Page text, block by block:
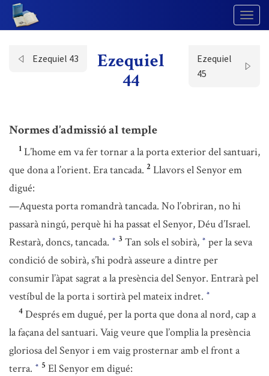
Ezequiel 43
Ezequiel
44
Ezequiel
45
Normes d’admissió al temple
1 L’home em va fer tornar a la porta exterior del santuari,
que dona a l’orient. Era tancada. 2 Llavors el Senyor em
digué:
—Aquesta porta romandrà tancada. No l’obriran, no hi
passarà ningú, perquè hi ha passat el Senyor, Déu d’Israel.
Restarà, doncs, tancada. * 3 Tan sols el sobirà, * per la seva
condició de sobirà, s’hi podrà asseure a dintre per
consumir l’àpat sagrat a la presència del Senyor. Entrarà pel
vestíbul de la porta i sortirà pel mateix indret. *
4 Després em dugué, per la porta que dona al nord, cap a
la façana del santuari. Vaig veure que l’omplia la presència
gloriosa del Senyor i em vaig prosternar amb el front a
terra. * 5 El Senyor em digué: